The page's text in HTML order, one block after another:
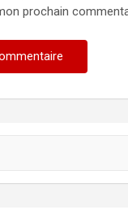
prochain